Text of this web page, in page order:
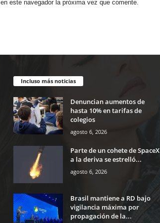
este navegador la próxima vez que comente.
Incluso más noticias
Denuncian aumentos de
hasta 10% en tarifas de
colegios
agosto 6, 2026
Parte de un cohete de SpaceX
a la deriva se estrelló...
agosto 6, 2026
Brasil mantiene a RD bajo
vigilancia máxima por
propagación de la...